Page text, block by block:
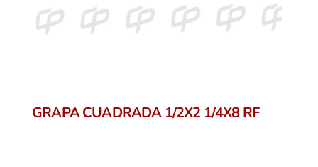
GRAPA CUADRADA 1/2X2 1/4X8 RF